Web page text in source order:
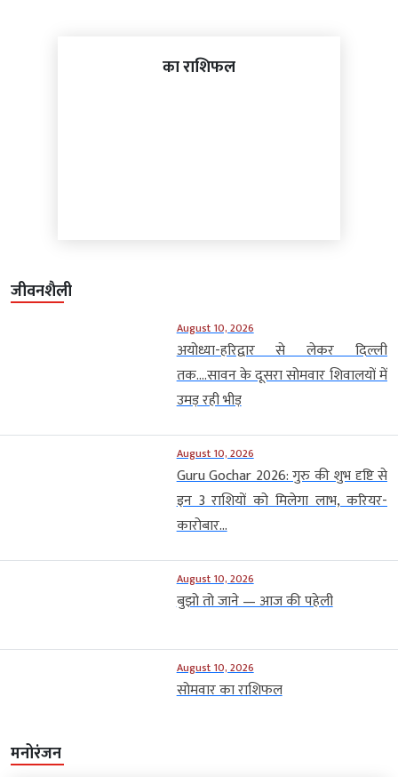
का राशिफल
जीवनशैली
August 10, 2026
अयोध्या-हरिद्वार से लेकर दिल्ली
तक….सावन के दूसरा सोमवार शिवालयों में
उमड़ रही भीड़
August 10, 2026
Guru Gochar 2026: गुरु की शुभ दृष्टि से
इन 3 राशियों को मिलेगा लाभ, करियर-
कारोबार...
August 10, 2026
बुझो तो जाने — आज की पहेली
August 10, 2026
सोमवार का राशिफल
मनोरंजन